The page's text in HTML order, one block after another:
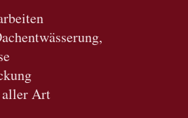
aller Art